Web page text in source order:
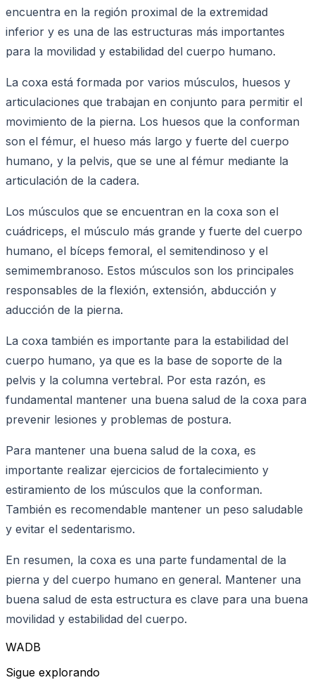
encuentra en la región proximal de la extremidad
inferior y es una de las estructuras más importantes
para la movilidad y estabilidad del cuerpo humano.
La coxa está formada por varios músculos, huesos y
articulaciones que trabajan en conjunto para permitir el
movimiento de la pierna. Los huesos que la conforman
son el fémur, el hueso más largo y fuerte del cuerpo
humano, y la pelvis, que se une al fémur mediante la
articulación de la cadera.
Los músculos que se encuentran en la coxa son el
cuádriceps, el músculo más grande y fuerte del cuerpo
humano, el bíceps femoral, el semitendinoso y el
semimembranoso. Estos músculos son los principales
responsables de la flexión, extensión, abducción y
aducción de la pierna.
La coxa también es importante para la estabilidad del
cuerpo humano, ya que es la base de soporte de la
pelvis y la columna vertebral. Por esta razón, es
fundamental mantener una buena salud de la coxa para
prevenir lesiones y problemas de postura.
Para mantener una buena salud de la coxa, es
importante realizar ejercicios de fortalecimiento y
estiramiento de los músculos que la conforman.
También es recomendable mantener un peso saludable
y evitar el sedentarismo.
En resumen, la coxa es una parte fundamental de la
pierna y del cuerpo humano en general. Mantener una
buena salud de esta estructura es clave para una buena
movilidad y estabilidad del cuerpo.
WADB
Sigue explorando